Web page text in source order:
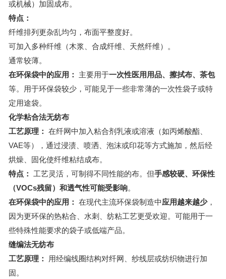
或机械）加固成布。
特点：
纤维排列更杂乱均匀，布面平整度好。
可加入多种纤维（木浆、合成纤维、天然纤维）。
通常较薄。
在环保袋中的应用：
主要用于一次性医用用品、擦拭布、茶包
等。用于环保袋较少，可能见于一些非常薄的一次性袋子或特
定用途袋。
化学粘合法无纺布
工艺原理： 在纤网中加入粘合剂乳液或溶液（如丙烯酸酯、
VAE等），通过浸渍、喷洒、泡沫或印花等方式施加，然后经
烘燥、固化使纤维粘结成布。
特点：
工艺灵活，可制得不同性能的布。但手感较硬、环保性
（VOCs残留）和透气性可能受影响。
在环保袋中的应用： 在现代主流环保袋制造中应用越来越少，
因为更环保的热粘合、水刺、纺粘工艺更受欢迎。可能用于一
些特殊性能要求的袋子或低端产品。
缝编法无纺布
工艺原理：
用经编线圈结构对纤网、纱线层或纺织物进行加
固。